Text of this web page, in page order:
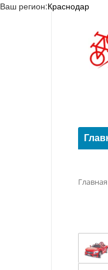
Ваш регион:Краснодар